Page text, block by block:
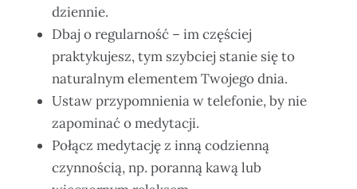
dziennie.
Dbaj o regularność – im częściej
praktykujesz, tym szybciej stanie się to
naturalnym elementem Twojego dnia.
Ustaw przypomnienia w telefonie, by nie
zapominać o medytacji.
Połącz medytację z inną codzienną
czynnością, np. poranną kawą lub